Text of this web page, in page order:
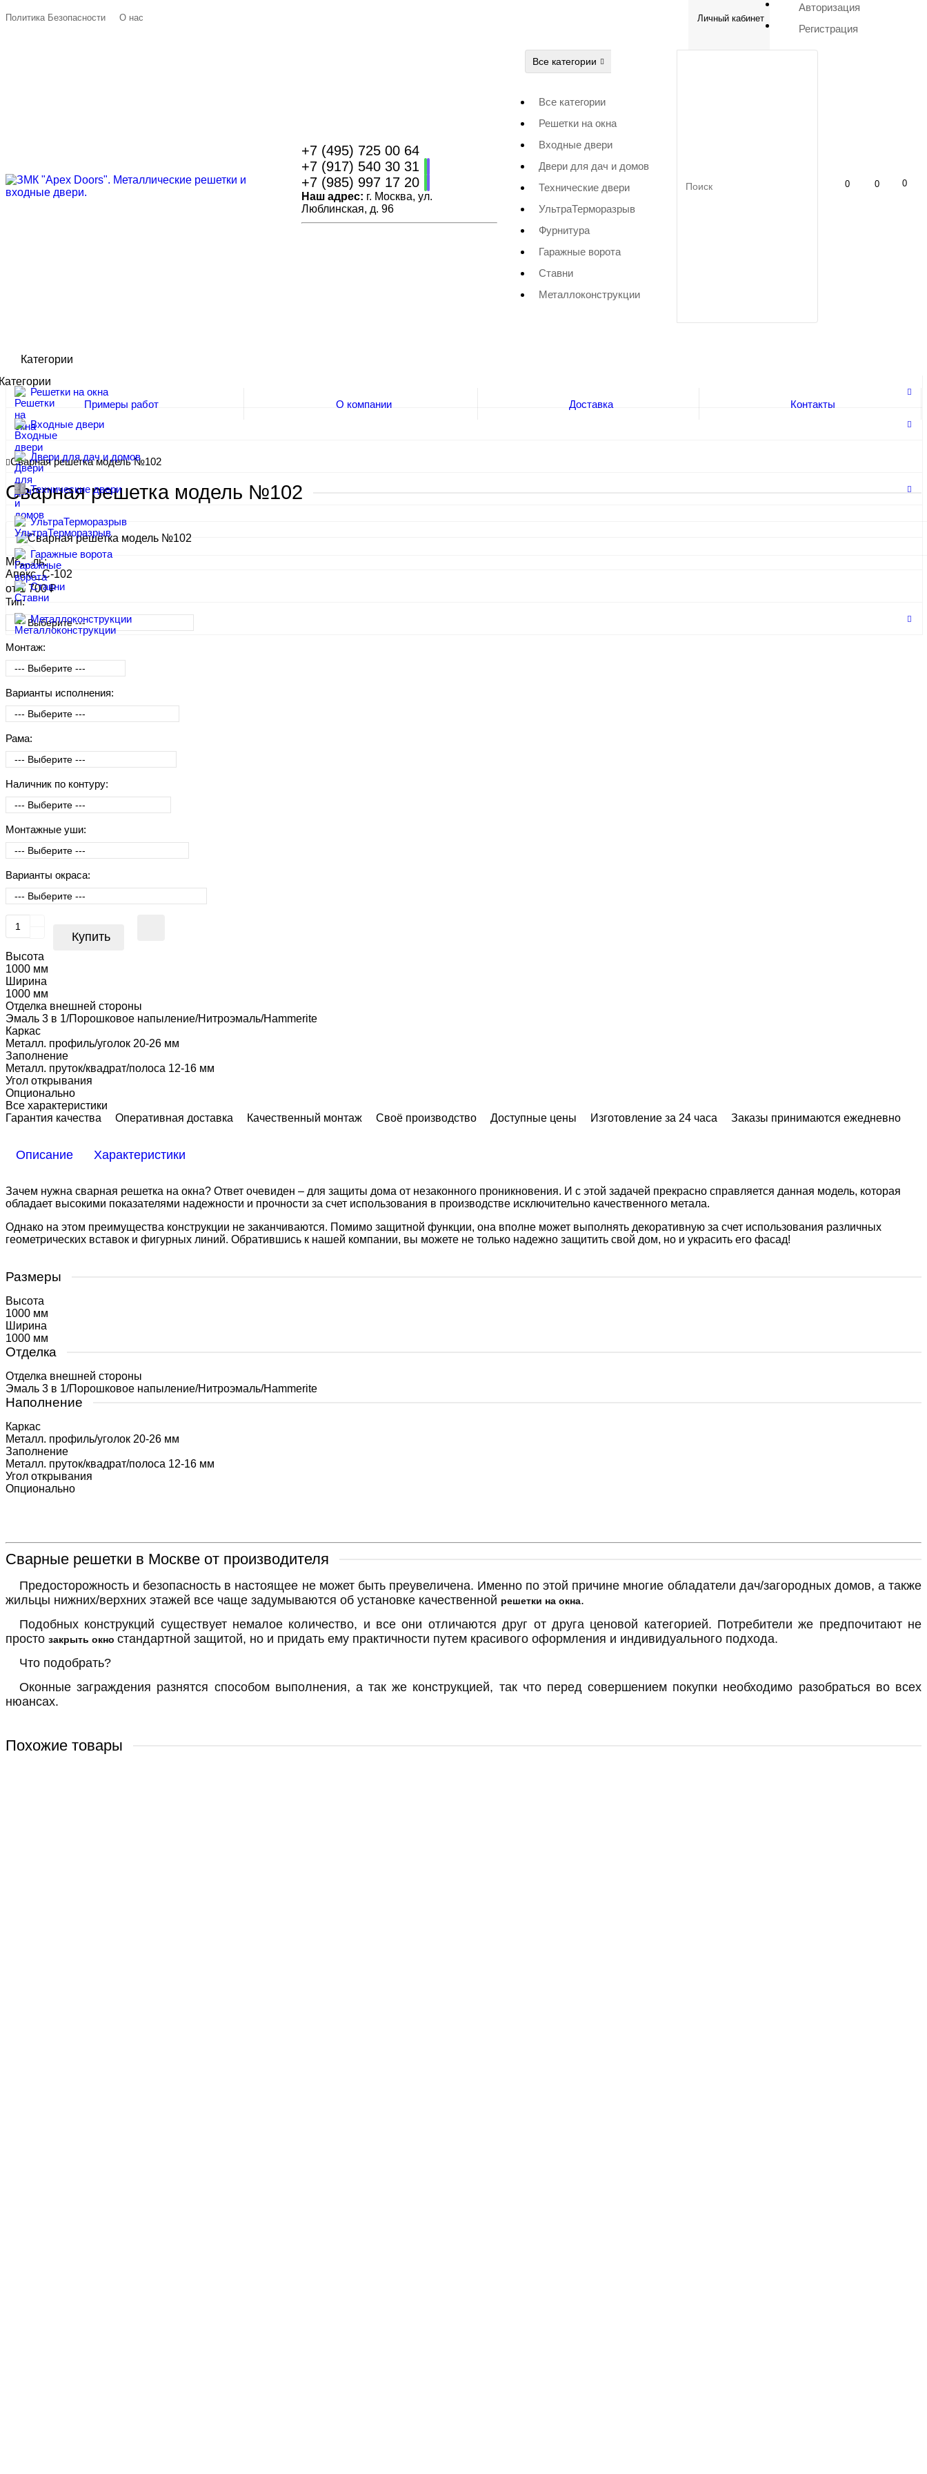
Политика Безопасности О нас Личный кабинет
Авторизация
Регистрация
Все категории
Все категории
Решетки на окна
Входные двери
Двери для дач и домов
Технические двери
УльтраТерморазрыв
Фурнитура
Гаражные ворота
Ставни
Металлоконструкции
+7 (495) 725 00 64
+7 (917) 540 30 31
+7 (985) 997 17 20
Наш адрес: г. Москва, ул.
Люблинская, д. 96
0 0 0
Категории
Решетки на окна
Входные двери
Двери для дач и домов
Технические двери
УльтраТерморазрыв
Гаражные ворота
Ставни
Металлоконструкции
Примеры работ
О компании Доставка Контакты
Сварная решетка модель №102
Сварная решетка модель №102
Модель:
Апекс_С-102
от 1 700 ₽
Тип:
Монтаж:
Варианты исполнения:
Рама:
Наличник по контуру:
Монтажные уши:
Варианты окраса:
Купить
Высота
1000 мм
Ширина
1000 мм
Отделка внешней стороны
Эмаль 3 в 1/Порошковое напыление/Нитроэмаль/Hammerite
Каркас
Металл. профиль/уголок 20-26 мм
Заполнение
Металл. пруток/квадрат/полоса 12-16 мм
Угол открывания
Опционально
Все характеристики
Гарантия качества
Оперативная доставка Качественный монтаж Своё производство Доступные цены Изготовление за 24 часа Заказы принимаются ежедневно
Описание Характеристики
Зачем нужна сварная решетка на окна? Ответ очевиден – для защиты дома от незаконного проникновения. И с этой задачей прекрасно справляется данная модель, которая
обладает высокими показателями надежности и прочности за счет использования в производстве исключительно качественного метала.
Однако на этом преимущества конструкции не заканчиваются. Помимо защитной функции, она вполне может выполнять декоративную за счет использования различных
геометрических вставок и фигурных линий. Обратившись к нашей компании, вы можете не только надежно защитить свой дом, но и украсить его фасад!
Размеры
Высота
1000 мм
Ширина
1000 мм
Отделка
Отделка внешней стороны
Эмаль 3 в 1/Порошковое напыление/Нитроэмаль/Hammerite
Наполнение
Каркас
Металл. профиль/уголок 20-26 мм
Заполнение
Металл. пруток/квадрат/полоса 12-16 мм
Угол открывания
Опционально
Сварные решетки в Москве от производителя
Предосторожность и безопасность в настоящее не может быть преувеличена. Именно по этой причине многие обладатели дач/загородных домов, а также
жильцы нижних/верхних этажей все чаще задумываются об установке качественной решетки на окна.
Подобных конструкций существует немалое количество, и все они отличаются друг от друга ценовой категорией. Потребители же предпочитают не
просто закрыть окно стандартной защитой, но и придать ему практичности путем красивого оформления и индивидуального подхода.
Что подобрать?
Оконные заграждения разнятся способом выполнения, а так же конструкцией, так что перед совершением покупки необходимо разобраться во всех
нюансах.
Похожие товары